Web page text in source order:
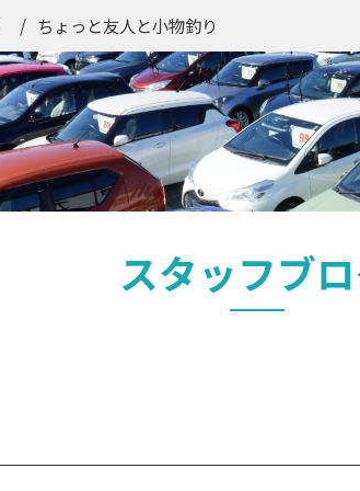
ちょっと友人と小物釣り
スタッフブ